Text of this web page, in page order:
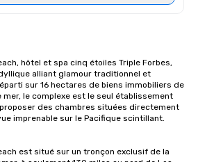
hôtel et spa cinq étoiles Triple Forbes,
alliant glamour traditionnel et
sur 16 hectares de biens immobiliers de
le complexe est le seul établissement
des chambres situées directement
imprenable sur le Pacifique scintillant.
est situé sur un tronçon exclusif de la